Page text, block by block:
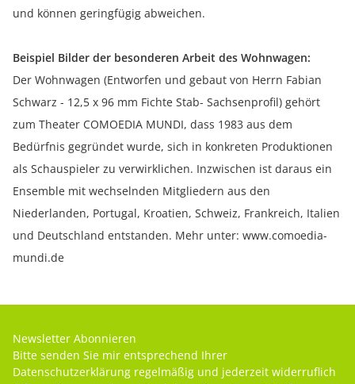
und können geringfügig abweichen.
Beispiel Bilder der besonderen Arbeit des Wohnwagen:
Der Wohnwagen (Entworfen und gebaut von Herrn Fabian
Schwarz - 12,5 x 96 mm Fichte Stab- Sachsenprofil) gehört
zum Theater COMOEDIA MUNDI, dass 1983 aus dem
Bedürfnis gegründet wurde, sich in konkreten Produktionen
als Schauspieler zu verwirklichen. Inzwischen ist daraus ein
Ensemble mit wechselnden Mitgliedern aus den
Niederlanden, Portugal, Kroatien, Schweiz, Frankreich, Italien
und Deutschland entstanden. Mehr unter: www.comoedia-
mundi.de
Newsletter Abonnieren
Bitte senden Sie mir entsprechend Ihrer
Datenschutzerklärung regelmäßig und jederzeit widerruflich